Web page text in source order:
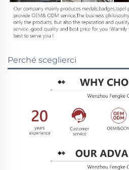
Perché sceglierci